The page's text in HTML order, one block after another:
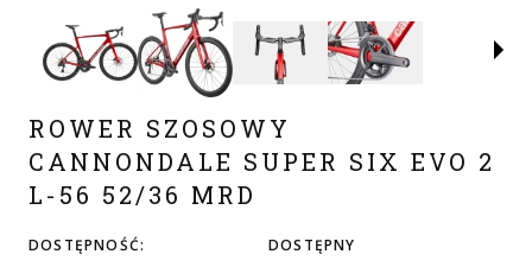
ROWER SZOSOWY
CANNONDALE SUPER SIX EVO 2
L-56 52/36 MRD
DOSTĘPNOŚĆ:
DOSTĘPNY